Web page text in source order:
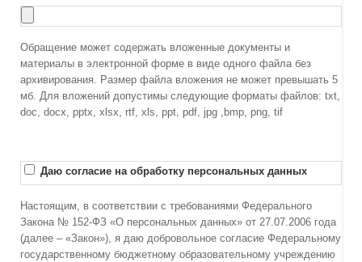
Обращение может содержать вложенные документы и
материалы в электронной форме в виде одного файла без
архивирования. Размер файла вложения не может превышать 5
мб. Для вложений допустимы следующие форматы файлов: txt,
doc, docx, pptx, xlsx, rtf, xls, ppt, pdf, jpg ,bmp, png, tif
Даю согласие на обработку персональных данных
Настоящим, в соответствии с требованиями Федерального
Закона № 152-ФЗ «О персональных данных» от 27.07.2006 года
(далее – «Закон»), я даю добровольное согласие Федеральному
государственному бюджетному образовательному учреждению